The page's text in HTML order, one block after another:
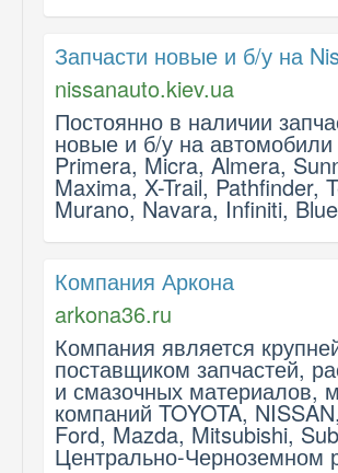
Запчасти новые и б/у на
nissanauto.kiev.ua
Постоянно в наличии
новые и б/у на автомобили
Primera, Micra, Almera,
Maxima, X-Trail, Pathfinder,
Murano, Navara, Infiniti,
Компания Аркона
arkona36.ru
Компания является
поставщиком запчастей,
и смазочных материалов,
компаний TOYOTA,
Ford, Mazda, Mitsubishi,
Центрально-Черноземном